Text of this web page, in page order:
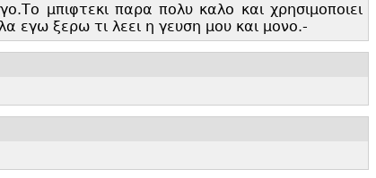
Το μπιφτεκι παρα πολυ καλο και χρησιμοποιει
εγω ξερω τι λεει η γευση μου και μονο.-